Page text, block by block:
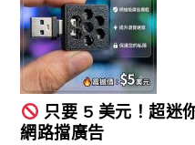
只要 5 美元！超迷
網路擋廣告